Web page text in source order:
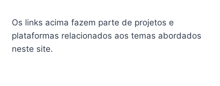
Os links acima fazem parte de projetos e
plataformas relacionados aos temas abordados
neste site.